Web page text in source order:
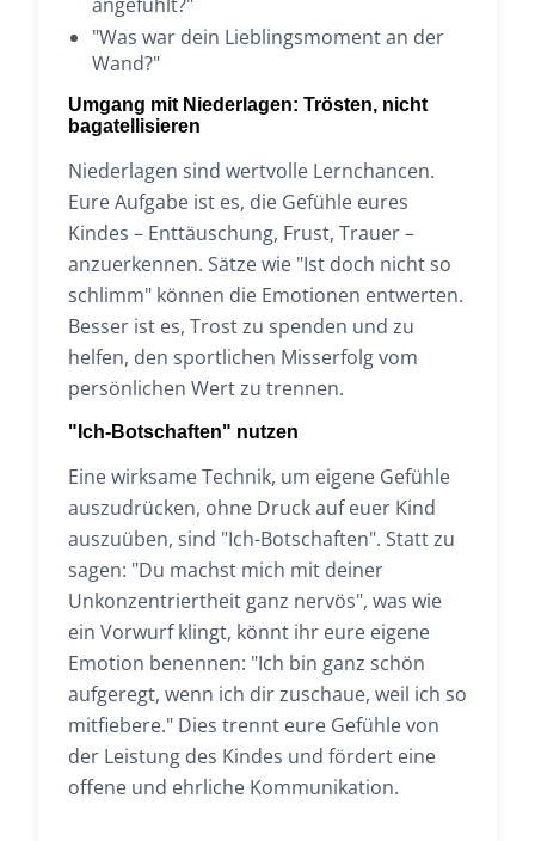
"Was war dein Lieblingsmoment an der
Wand?"
Umgang mit Niederlagen: Trösten, nicht
bagatellisieren
Niederlagen sind wertvolle Lernchancen.
Eure Aufgabe ist es, die Gefühle eures
Kindes – Enttäuschung, Frust, Trauer –
anzuerkennen. Sätze wie "Ist doch nicht so
schlimm" können die Emotionen entwerten.
Besser ist es, Trost zu spenden und zu
helfen, den sportlichen Misserfolg vom
persönlichen Wert zu trennen.
"Ich-Botschaften" nutzen
Eine wirksame Technik, um eigene Gefühle
auszudrücken, ohne Druck auf euer Kind
auszuüben, sind "Ich-Botschaften". Statt zu
sagen: "Du machst mich mit deiner
Unkonzentriertheit ganz nervös", was wie
ein Vorwurf klingt, könnt ihr eure eigene
Emotion benennen: "Ich bin ganz schön
aufgeregt, wenn ich dir zuschaue, weil ich so
mitfiebere." Dies trennt eure Gefühle von
der Leistung des Kindes und fördert eine
offene und ehrliche Kommunikation.